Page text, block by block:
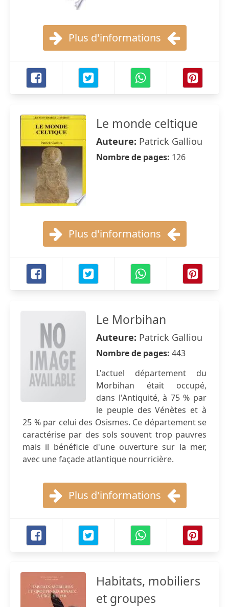
Plus d'informations
Le monde celtique
Auteure: Patrick Galliou
Nombre de pages: 126
Plus d'informations
Le Morbihan
Auteure: Patrick Galliou
Nombre de pages: 443
L'actuel département du
Morbihan était occupé,
dans l'Antiquité, à 75 % par
le peuple des Vénètes et à
25 % par celui des Osismes. Ce département se
caractérise par des sols souvent trop pauvres
mais il bénéficie d'une ouverture sur la mer,
avec une façade atlantique nourricière.
Plus d'informations
Habitats, mobiliers
et groupes